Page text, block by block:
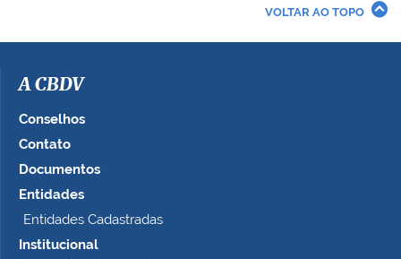
i
a
e
o
t
a
VOLTAR AO TOPO
A CBDV
Conselhos
Contato
Documentos
Entidades
Entidades Cadastradas
Institucional